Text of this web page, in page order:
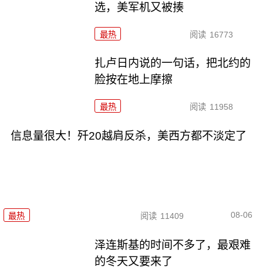
选，美军机又被揍
最热 阅读 16773
扎卢日内说的一句话，把北约的
脸按在地上摩擦
最热 阅读 11958
信息量很大！歼20越肩反杀，美西方都不淡定了
最热 阅读 11409 08-06
泽连斯基的时间不多了，最艰难
的冬天又要来了